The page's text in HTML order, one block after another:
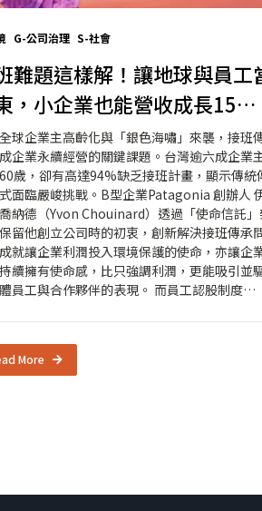
G-公司治理 S-社會
難題這樣解！讓地球與員工
，小企業也能營收成長15
球企業主高齡化與「銀色海嘯」來襲，接班
企業永續經營的關鍵課題。台灣逾六成企業
歲，卻有高達94%缺乏接班計畫，顯示傳統
面臨嚴峻挑戰。B型企業Patagonia 創辦人
納德（Yvon Chouinard）透過「使命信託」
留他創立公司時的初衷，創新解決接班傳承
就讓企業利潤投入環境保護的使命，亦讓企
續擁有使命感，比只強調利潤，更能吸引並
員工與合作夥伴的表現。 而員工認股制度
Fisher) 、新比利時啤酒(New
、亞瑟王麵粉及 Fireclay Tile等，透過讓員
股，提升認同與參與，營收與留任率同步成長。
More